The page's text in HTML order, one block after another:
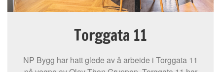
Torggata 11
NP Bygg har hatt glede av å arbeide i Torggata 11